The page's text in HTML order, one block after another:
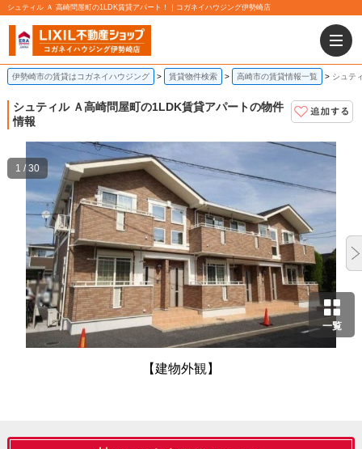
シュティル Ａ 高崎問屋町の1LDK賃貸アパート！｜コガネイハウジング伊勢崎店
伊勢崎市の賃貸はコガネイハウジング 賃貸物件検索 高崎市の賃貸情報一覧 シュテ
シュティル Ａ高崎問屋町の1LDK賃貸アパートの物件
情報
一覧
【建物外観】
1 / 30